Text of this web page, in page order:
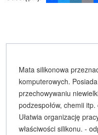
a
o
w
r
y
o
n
Mata silikonowa
komputerowych.
przechowywaniu
podzespołów, chemii
Ułatwia organizację
właściwości silikonu. -